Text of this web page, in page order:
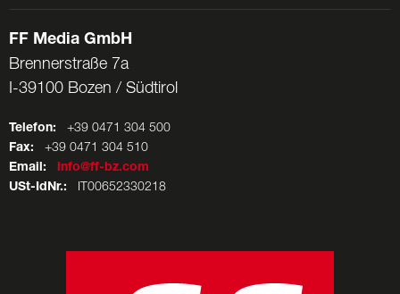
FF Media GmbH
Brennerstraße 7a
I-39100 Bozen / Südtirol
Telefon: +39 0471 304 500
Fax: +39 0471 304 510
Email:
info@ff-bz.com
USt-IdNr.: IT00652330218